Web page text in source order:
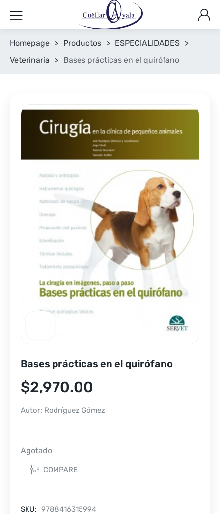
Homepage > Productos > ESPECIALIDADES >
Veterinaria
> Bases prácticas en el quirófano
Bases prácticas en el quirófano
$2,970.00
Autor: Rodríguez Gómez
Agotado
COMPARE
SKU: 9788416315994